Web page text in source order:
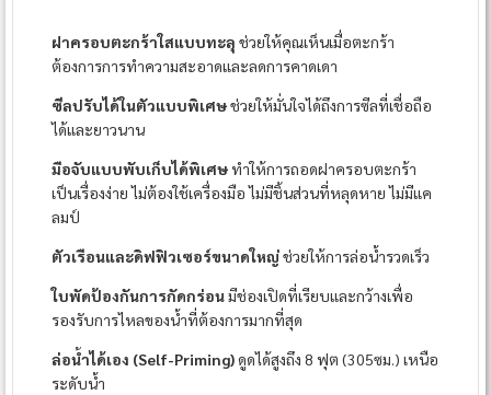
ฝาครอบตะกร้าใสแบบทะลุ ช่วยให้คุณเห็นเมื่อตะกร้า
ต้องการการทำความสะอาดและลดการคาดเดา
ซีลปรับได้ในตัวแบบพิเศษช่วยให้มั่นใจได้ถึงการซีลที่เชื่อถือ
ได้และยาวนาน
มือจับแบบพับเก็บได้พิเศษทำให้การถอดฝาครอบตะกร้า
เป็นเรื่องง่าย ไม่ต้องใช้เครื่องมือ ไม่มีชิ้นส่วนที่หลุดหาย ไม่มีแค
ลมป์
ตัวเรือนและดิฟฟิวเซอร์ขนาดใหญ่ช่วยให้การล่อน้ำรวดเร็ว
ใบพัดป้องกันการกัดกร่อนมีช่องเปิดที่เรียบและกว้างเพื่อ
รองรับการไหลของน้ำที่ต้องการมากที่สุด
ล่อน้ำได้เอง (Self-Priming)ดูดได้สูงถึง 8 ฟุต (305ซม.) เหนือ
ระดับน้ำ